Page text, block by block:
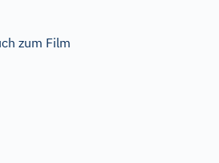
zum Film